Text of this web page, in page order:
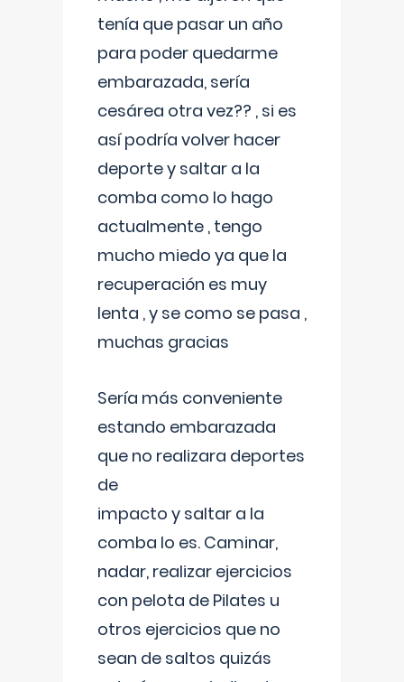
tenía que pasar un año
para poder quedarme
embarazada, sería
cesárea otra vez?? , si es
así podría volver hacer
deporte y saltar a la
comba como lo hago
actualmente , tengo
mucho miedo ya que la
recuperación es muy
lenta , y se como se pasa ,
muchas gracias
Sería más conveniente
estando embarazada
que no realizara deportes
de
impacto y saltar a la
comba lo es. Caminar,
nadar, realizar ejercicios
con pelota de Pilates u
otros ejercicios que no
sean de saltos quizás